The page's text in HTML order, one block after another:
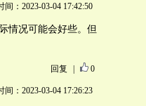
间：2023-03-04 17:42:50
情况可能会好些。但
回复 0
间：2023-03-04 17:26:23